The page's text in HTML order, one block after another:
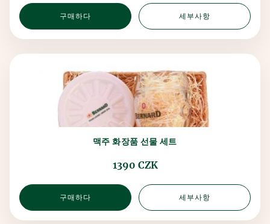
구매하다 세부사항
맥주 화장품 선물 세트
1390 CZK
구매하다 세부사항